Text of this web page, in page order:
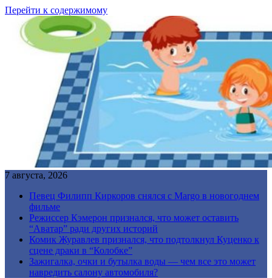
Перейти к содержимому
7 августа, 2026
Певец Филипп Киркоров снялся с Margo в новогоднем
фильме
Режиссер Кэмерон признался, что может оставить
“Аватар” ради других историй
Комик Журавлев признался, что подтолкнул Куценко к
сцене драки в “Колобке”
Зажигалка, очки и бутылка воды — чем все это может
навредить салону автомобиля?